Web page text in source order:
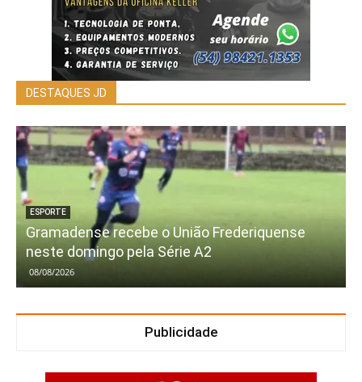
DESTAQUES JD
ESPORTE
Gramadense recebe o União Frederiquense
neste domingo pela Série A2
08/08/2026
Publicidade